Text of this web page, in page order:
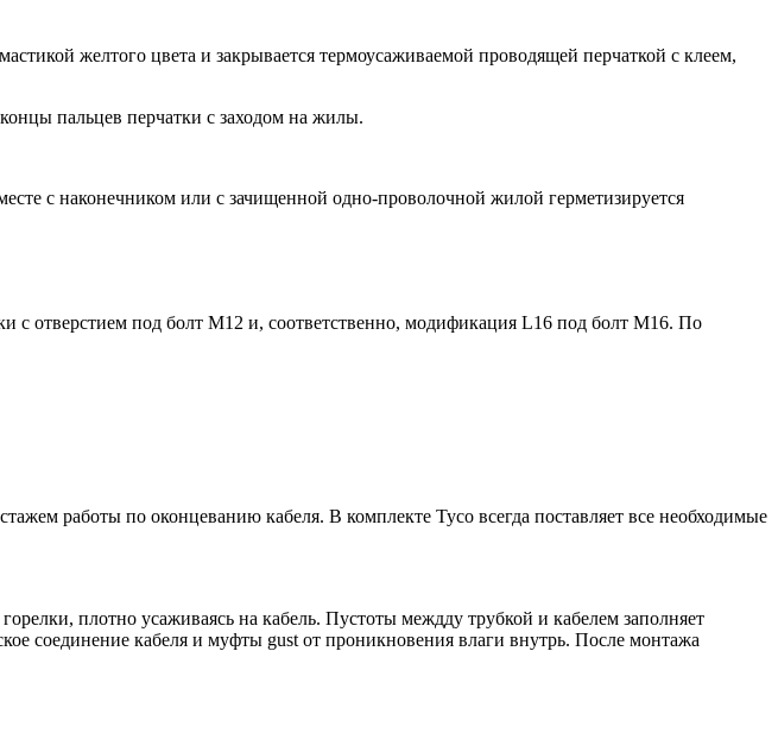
желтого цвета и закрывается термоусаживаемой проводящей перчаткой с клеем,
пальцев перчатки с заходом на жилы.
с наконечником или с зачищенной одно-проволочной жилой герметизируется
с отверстием под болт М12 и, соответственно, модификация L16 под болт М16. По
работы по оконцеванию кабеля. В комплекте Tyco всегда поставляет все необходимые
плотно усаживаясь на кабель. Пустоты междду трубкой и кабелем заполняет
соединение кабеля и муфты gust от проникновения влаги внутрь. После монтажа